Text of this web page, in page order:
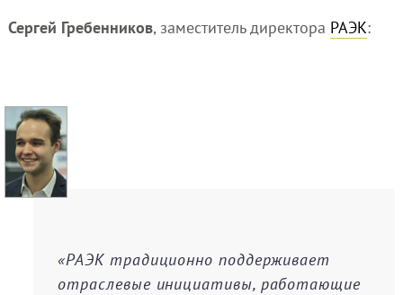
Сергей Гребенников, заместитель директора РАЭК:
«РАЭК традиционно поддерживает
отраслевые инициативы, работающие